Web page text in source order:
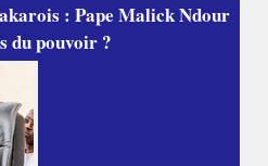
: Pape Malick Ndour
du pouvoir ?